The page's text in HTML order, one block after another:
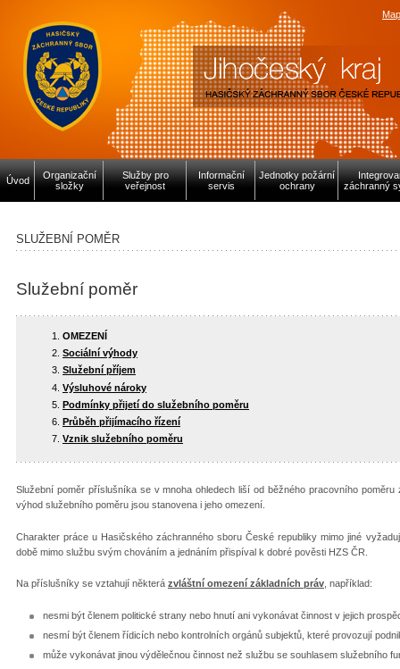
Úvod
Organizační
složky
Služby pro
veřejnost
Informační
servis
Jednotky požární
ochrany
záchranný
SLUŽEBNÍ POMĚR
Služební poměr
OMEZENÍ
Sociální výhody
Služební příjem
Výsluhové nároky
Podmínky přijetí do služebního poměru
Průběh přijímacího řízení
Vznik služebního poměru
Služební poměr příslušníka se v mnoha ohledech liší od běžného pracovního
výhod služebního poměru jsou stanovena i jeho omezení.
Charakter práce u Hasičského záchranného sboru České republiky mimo jiné
době mimo službu svým chováním a jednáním přispíval k dobré pověsti HZS ČR.
Na příslušníky se vztahují některá zvláštní omezení základních práv, například:
nesmi být členem politické strany nebo hnutí ani vykonávat činnost v jejich
nesmí být členem řídicích nebo kontrolních orgánů subjektů, které provozují
může vykonávat jinou výdělečnou činnost než službu se souhlasem služebního